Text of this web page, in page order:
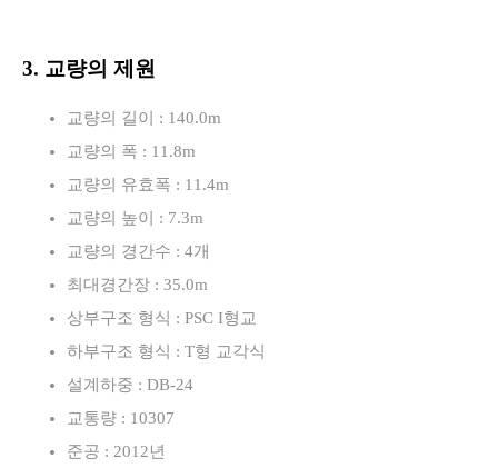
3. 교량의 제원
교량의 길이 : 140.0m
교량의 폭 : 11.8m
교량의 유효폭 : 11.4m
교량의 높이 : 7.3m
교량의 경간수 : 4개
최대경간장 : 35.0m
상부구조 형식 : PSC I형교
하부구조 형식 : T형 교각식
설계하중 : DB-24
교통량 : 10307
준공 : 2012년